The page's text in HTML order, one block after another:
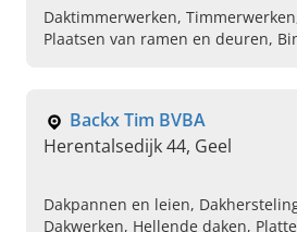
Daktimmerwerken,
Plaatsen van ramen en deuren,
Backx Tim BVBA
Herentalsedijk 44, Geel
Dakpannen en leien,
Dakwerken, Hellende daken,